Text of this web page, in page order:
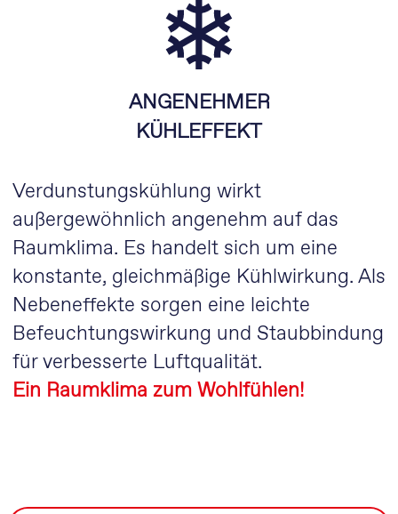
ANGENEHMER
KÜHLEFFEKT
Verdunstungskühlung wirkt
außergewöhnlich angenehm auf das
Raumklima. Es handelt sich um eine
konstante, gleichmäßige Kühlwirkung. Als
Nebeneffekte sorgen eine leichte
Befeuchtungswirkung und Staubbindung
für verbesserte Luftqualität.
Ein Raumklima zum Wohlfühlen!